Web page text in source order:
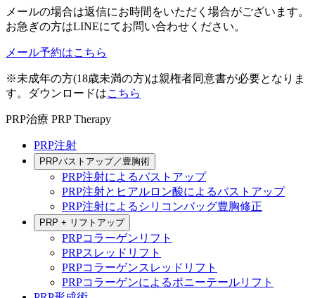
メールの場合は返信にお時間をいただく場合がございます。
お急ぎの方はLINEにてお問い合わせください。
メール予約はこちら
※未成年の方(18歳未満の方)は親権者同意書が必要となりま
す。ダウンロードはこちら
PRP治療 PRP Therapy
PRP注射
PRPバストアップ／豊胸術
PRP注射によるバストアップ
PRP注射とヒアルロン酸によるバストアップ
PRP注射によるシリコンバッグ豊胸修正
PRP + リフトアップ
PRPコラーゲンリフト
PRPスレッドリフト
PRPコラーゲンスレッドリフト
PRPコラーゲンによるポニーテールリフト